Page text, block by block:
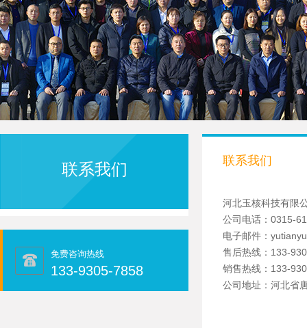
联系我们
免费咨询热线
133-9305-7858
联系我们
河北玉核科技有限
公司电话：0315-
电子邮件：
售后热线： 133-
销售热线：133-
公司地址：河北省